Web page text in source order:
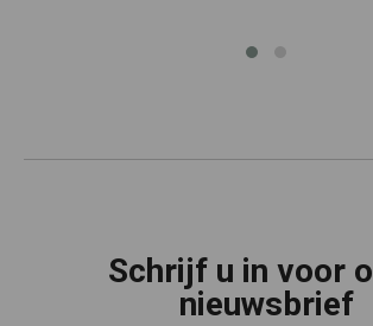
Schrijf u in voor
nieuwsbrief